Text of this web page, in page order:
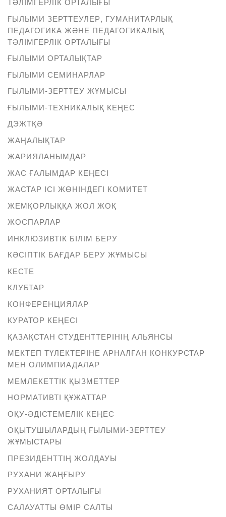
ҒЫЛЫМИ ЗЕРТТЕУЛЕР, ГУМАНИТАРЛЫҚ
ПЕДАГОГИКА ЖӘНЕ ПЕДАГОГИКАЛЫҚ
ТӘЛІМГЕРЛІК ОРТАЛЫҒЫ
ҒЫЛЫМИ ОРТАЛЫҚТАР
ҒЫЛЫМИ СЕМИНАРЛАР
ҒЫЛЫМИ-ЗЕРТТЕУ ЖҰМЫСЫ
ҒЫЛЫМИ-ТЕХНИКАЛЫҚ КЕҢЕС
ДЭЖТҚӘ
ЖАҢАЛЫҚТАР
ЖАРИЯЛАНЫМДАР
ЖАС ҒАЛЫМДАР КЕҢЕСІ
ЖАСТАР ІСІ ЖӨНІНДЕГІ КОМИТЕТ
ЖЕМҚОРЛЫҚҚА ЖОЛ ЖОҚ
ЖОСПАРЛАР
ИНКЛЮЗИВТІК БІЛІМ БЕРУ
КӘСІПТІК БАҒДАР БЕРУ ЖҰМЫСЫ
КЕСТЕ
КЛУБТАР
КОНФЕРЕНЦИЯЛАР
КУРАТОР КЕҢЕСІ
ҚАЗАҚСТАН СТУДЕНТТЕРІНІҢ АЛЬЯНСЫ
МЕКТЕП ТҮЛЕКТЕРІНЕ АРНАЛҒАН КОНКУРСТАР
МЕН ОЛИМПИАДАЛАР
МЕМЛЕКЕТТІК ҚЫЗМЕТТЕР
НОРМАТИВТІ ҚҰЖАТТАР
ОҚУ-ӘДІСТЕМЕЛІК КЕҢЕС
ОҚЫТУШЫЛАРДЫҢ ҒЫЛЫМИ-ЗЕРТТЕУ
ЖҰМЫСТАРЫ
ПРЕЗИДЕНТТІҢ ЖОЛДАУЫ
РУХАНИ ЖАҢҒЫРУ
РУХАНИЯТ ОРТАЛЫҒЫ
САЛАУАТТЫ ӨМІР САЛТЫ